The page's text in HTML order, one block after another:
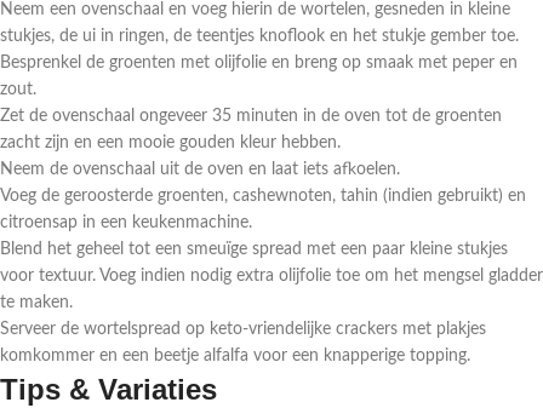
Neem een ovenschaal en voeg hierin de wortelen, gesneden in kleine
stukjes, de ui in ringen, de teentjes knoflook en het stukje gember toe.
Besprenkel de groenten met olijfolie en breng op smaak met peper en
zout.
Zet de ovenschaal ongeveer 35 minuten in de oven tot de groenten
zacht zijn en een mooie gouden kleur hebben.
Neem de ovenschaal uit de oven en laat iets afkoelen.
Voeg de geroosterde groenten, cashewnoten, tahin (indien gebruikt) en
citroensap in een keukenmachine.
Blend het geheel tot een smeuïge spread met een paar kleine stukjes
voor textuur. Voeg indien nodig extra olijfolie toe om het mengsel gladder
te maken.
Serveer de wortelspread op keto-vriendelijke crackers met plakjes
komkommer en een beetje alfalfa voor een knapperige topping.
Tips & Variaties